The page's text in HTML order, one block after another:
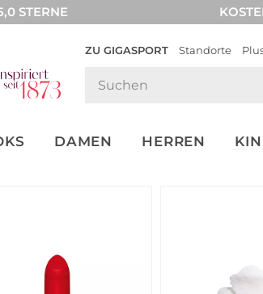
STERNE
ZU GIGASPORT Standorte
DAMEN HERREN